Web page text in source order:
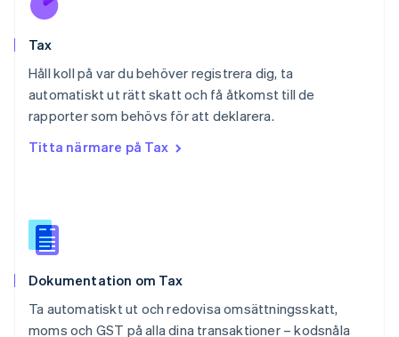
Tax
Håll koll på var du behöver registrera dig, ta
automatiskt ut rätt skatt och få åtkomst till de
rapporter som behövs för att deklarera.
Titta närmare på Tax
Dokumentation om Tax
Ta automatiskt ut och redovisa omsättningsskatt,
moms och GST på alla dina transaktioner – kodsnåla
Portugal
Schweiz
DeutschFrançaisItalianoEnglish
Singapore
Slovakien
Spanien
Español
English
Sverige